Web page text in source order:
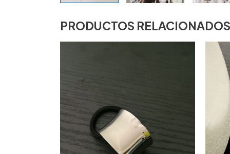
PRODUCTOS RELACIONADOS